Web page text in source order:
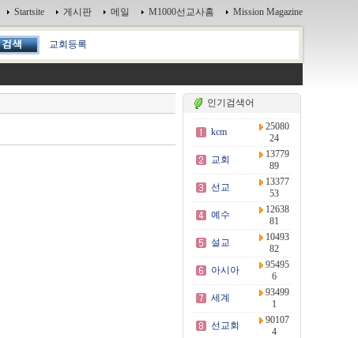
Startsite 게시판 메일 M1000선교사홈 Mission Magazine
교회등록
인기검색어
kcm
25080
24
교회
13779
89
선교
13377
53
예수
12638
81
설교
10493
82
아시아
95495
6
세계
93499
1
선교회
90107
4